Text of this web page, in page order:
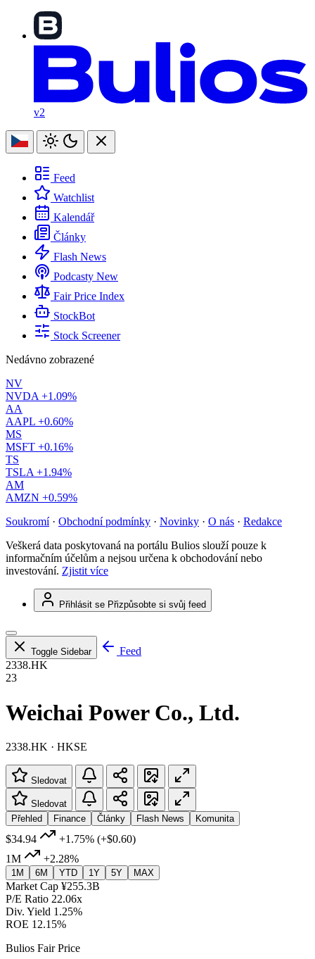
v2
Feed
Watchlist
Kalendář
Články
Flash News
Podcasty New
Fair Price Index
StockBot
Stock Screener
Nedávno zobrazené
NV
NVDA +1.09%
AA
AAPL +0.60%
MS
MSFT +0.16%
TS
TSLA +1.94%
AM
AMZN +0.59%
Soukromí · Obchodní podmínky · Novinky · O nás · Redakce
Veškerá data poskytovaná na portálu Bulios slouží pouze k
informačním účelům a nejsou určena k obchodování nebo
investování. Zjistit více
Přihlásit se Přizpůsobte si svůj feed
Toggle Sidebar
Feed
2338.HK
23
Weichai Power Co., Ltd.
2338.HK · HKSE
Sledovat
Sledovat
Přehled
Finance Články Flash News Komunita
$34.94 +1.75% (+$0.60)
1M
+2.28%
1M 6M YTD 1Y 5Y MAX
Market Cap ¥255.3B
P/E Ratio 22.06x
Div. Yield 1.25%
ROE 12.15%
Bulios Fair Price